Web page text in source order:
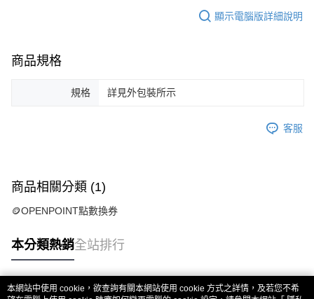
顯示電腦版詳細說明
商品規格
規格 詳見外包裝所示
客服
商品相關分類 (1)
🪙OPENPOINT點數換券
本分類熱銷全站排行
本網站中使用 cookie，欲查詢有關本網站使用 cookie 方式之詳情，及若您不希